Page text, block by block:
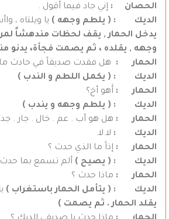
الحصان : إني جاد فيما أقول .
الديك : ( يلطم وجهه ) يا ويلتاه ،
يدخل الحمار , يقف لحظات مندهشاً
وجهه , يقلده ، ثم يصمت فجأة، يدنو
الحمار : هل فقدت صديقاً في حادث
الديك : ( يكمل اللطم و الندب )
الحمار : أَهو أخ؟
الديك : ( يلطم وجهه و يندب )
الحمار : هل هو أب . عم . خال . جار . جد
الديك : لا.لا.
الحمار : إذاً ما الذي حدث ؟
الديك : ( يصيح ) ألم تسمع بما
الحمار : ماذا حدث ؟
الديك : ( يتأمل الحمار باستغراب )
يقلد الحمار . ثم يصمت )